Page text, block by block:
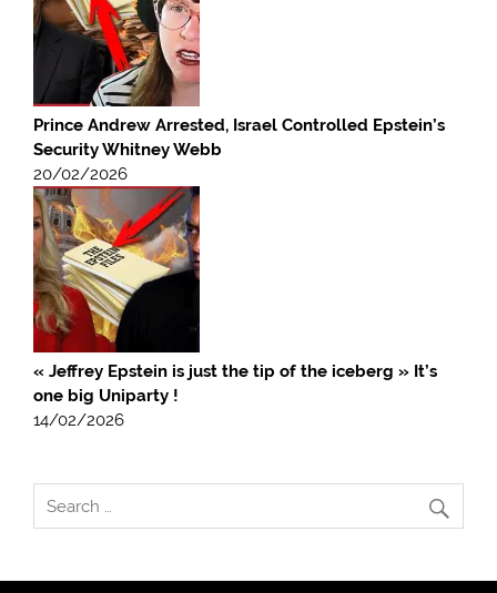
Prince Andrew Arrested, Israel Controlled Epstein’s
Security Whitney Webb
20/02/2026
« Jeffrey Epstein is just the tip of the iceberg » It’s
one big Uniparty !
14/02/2026